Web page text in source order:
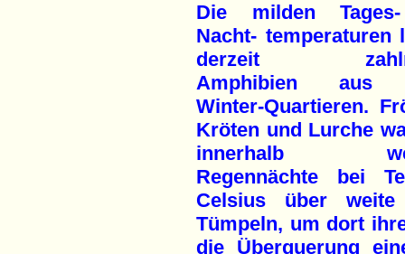
Die milden
Nacht- temperaturen
derzeit
Amphibien aus
Winter-Quartieren.
Kröten und Lurche
innerhalb
Regennächte bei
Celsius über
Tümpeln, um dort
die Überquerung